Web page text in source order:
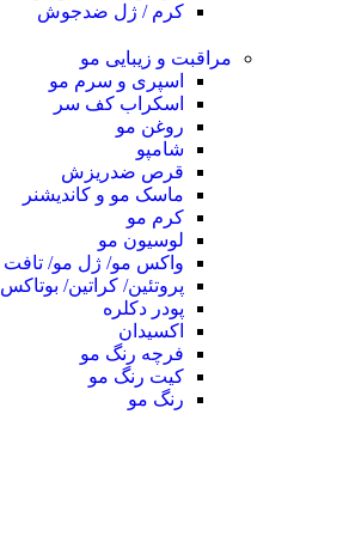
کرم / ژل ضدجوش
مراقبت و زیبایی مو
اسپری و سرم مو
اسکراب کف سر
روغن مو
شامپو
قرص ضدریزش
ماسک مو و کاندیشنر
کرم مو
لوسیون مو
واکس مو/ ژل مو/ تافت
پروتئین/ کراتین/ بوتاکس
پودر دکلره
اکسیدان
فرچه رنگ مو
کیت رنگ مو
رنگ مو